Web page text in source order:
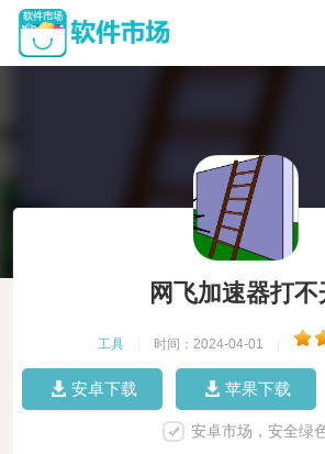
网飞加速器打不
工具 时间：2024-04-01
安卓下载 苹果下载
安卓市场，安全绿